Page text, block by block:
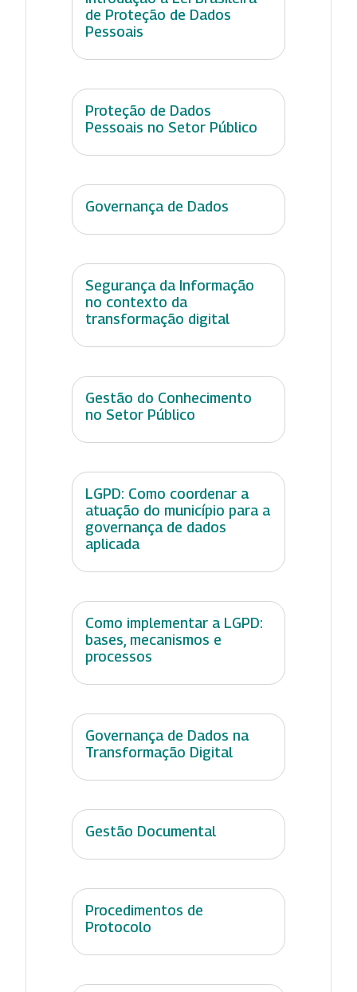
de Proteção de Dados
Pessoais
Proteção de Dados
Pessoais no Setor Público
Governança de Dados
Segurança da Informação
no contexto da
transformação digital
Gestão do Conhecimento
no Setor Público
LGPD: Como coordenar a
atuação do município para a
governança de dados
aplicada
Como implementar a LGPD:
bases, mecanismos e
processos
Governança de Dados na
Transformação Digital
Gestão Documental
Procedimentos de
Protocolo